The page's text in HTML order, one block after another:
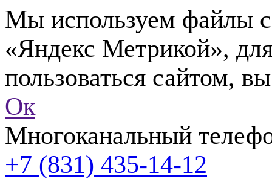
Мы используем файлы
«Яндекс Метрикой»,
пользоваться сайтом,
Ок
Многоканальный
+7 (831) 435-14-12